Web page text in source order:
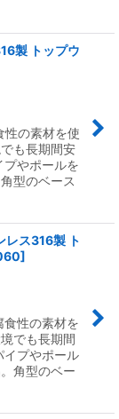
製 トップウ
の素材を使
も長期間安
やポールを
型のベース
レス316製 ト
]
性の素材を
でも長期間
イプやポール
角型のベー